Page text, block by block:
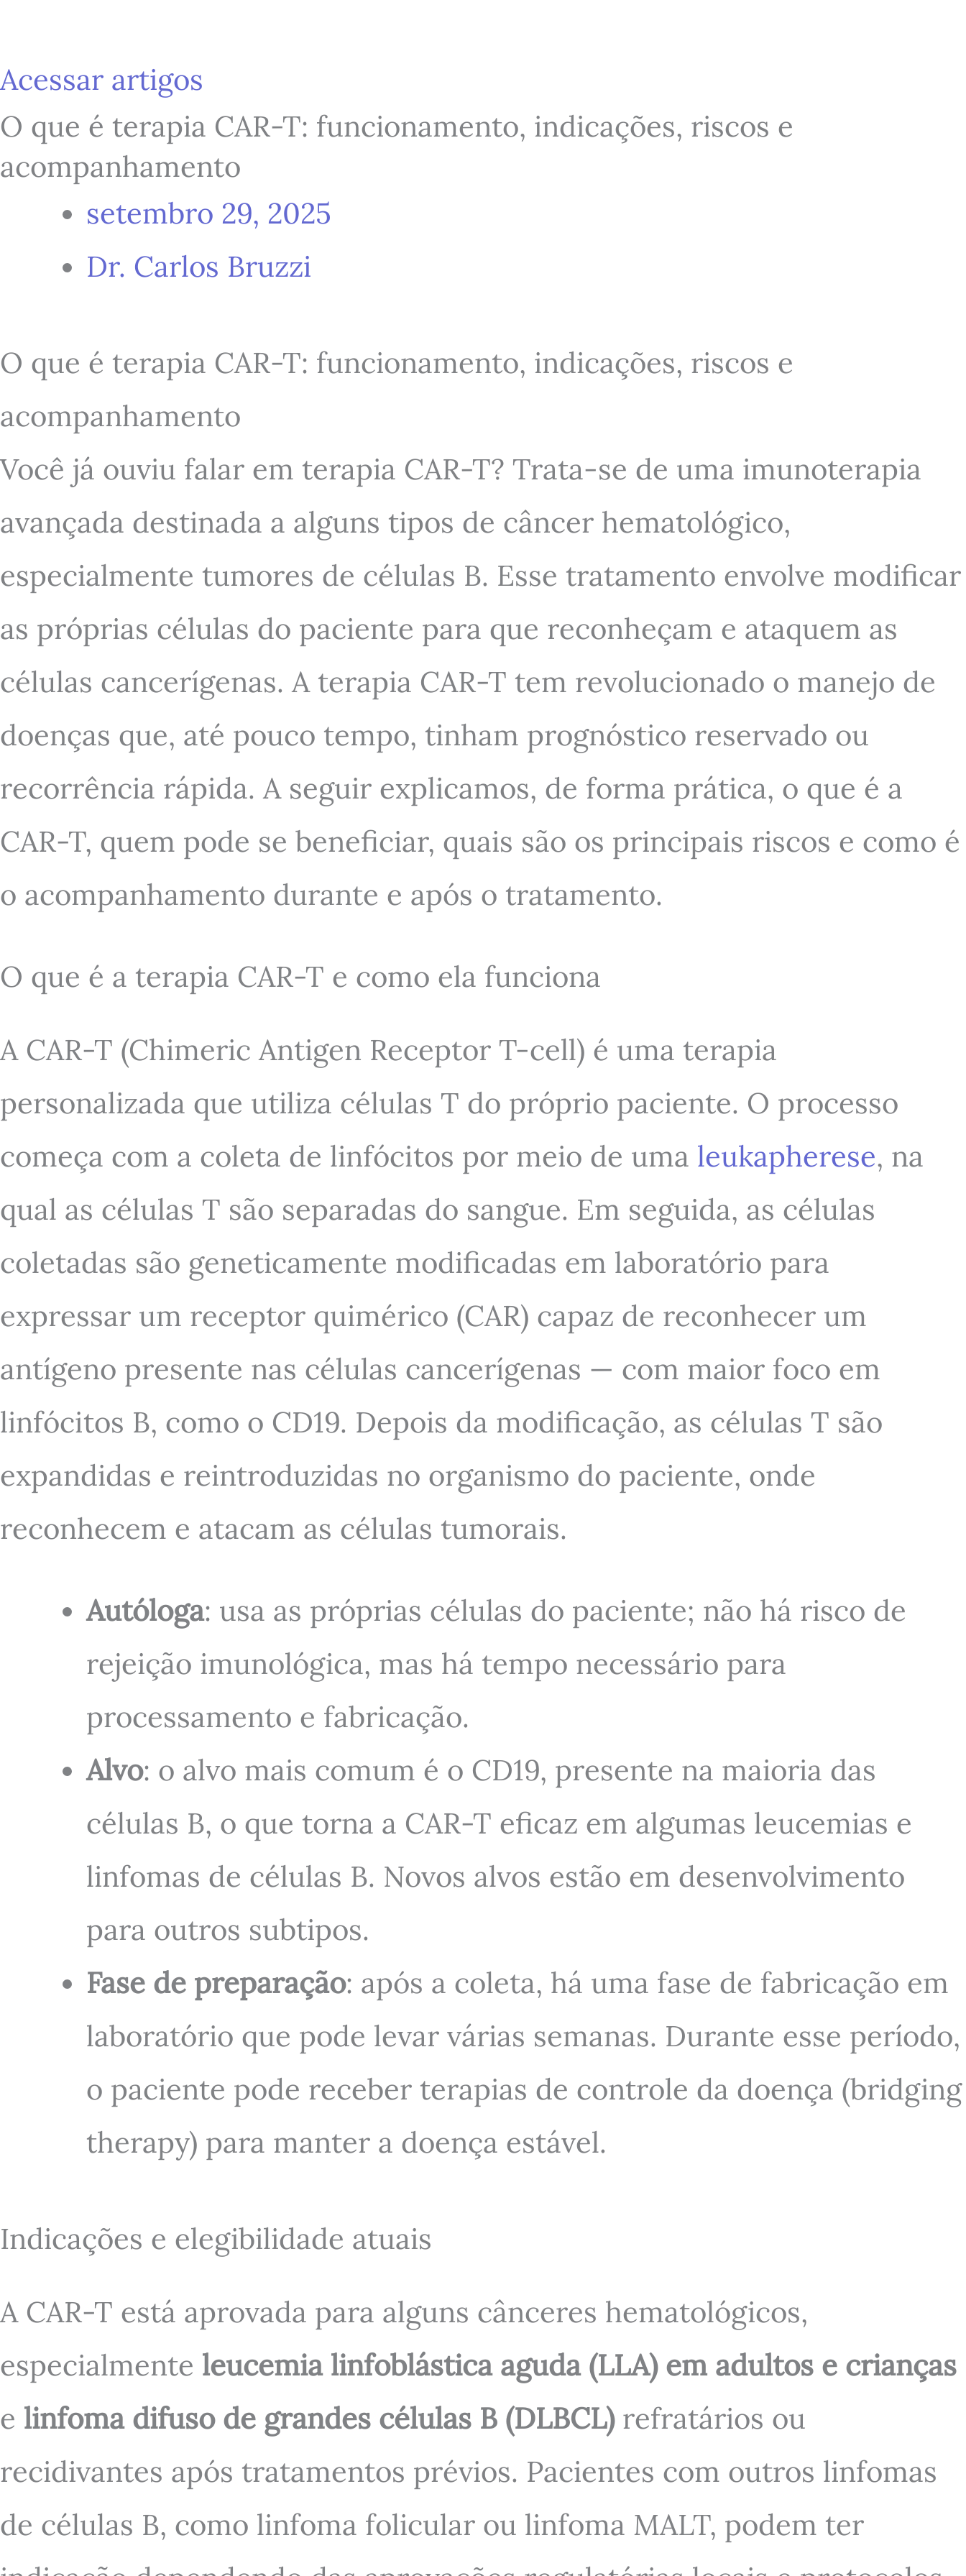
para
o
conteúdo
Acessar artigos
O que é terapia CAR-T: funcionamento, indicações, riscos e
acompanhamento
setembro 29, 2025
Dr. Carlos Bruzzi
O que é terapia CAR-T: funcionamento, indicações, riscos e
acompanhamento
Você já ouviu falar em terapia CAR-T? Trata-se de uma imunoterapia
avançada destinada a alguns tipos de câncer hematológico,
especialmente tumores de células B. Esse tratamento envolve modificar
as próprias células do paciente para que reconheçam e ataquem as
células cancerígenas. A terapia CAR-T tem revolucionado o manejo de
doenças que, até pouco tempo, tinham prognóstico reservado ou
recorrência rápida. A seguir explicamos, de forma prática, o que é a
CAR-T, quem pode se beneficiar, quais são os principais riscos e como é
o acompanhamento durante e após o tratamento.
O que é a terapia CAR-T e como ela funciona
A CAR-T (Chimeric Antigen Receptor T-cell) é uma terapia
personalizada que utiliza células T do próprio paciente. O processo
começa com a coleta de linfócitos por meio de uma leukapherese, na
qual as células T são separadas do sangue. Em seguida, as células
coletadas são geneticamente modificadas em laboratório para
expressar um receptor quimérico (CAR) capaz de reconhecer um
antígeno presente nas células cancerígenas — com maior foco em
linfócitos B, como o CD19. Depois da modificação, as células T são
expandidas e reintroduzidas no organismo do paciente, onde
reconhecem e atacam as células tumorais.
Autóloga: usa as próprias células do paciente; não há risco de
rejeição imunológica, mas há tempo necessário para
processamento e fabricação.
Alvo: o alvo mais comum é o CD19, presente na maioria das
células B, o que torna a CAR-T eficaz em algumas leucemias e
linfomas de células B. Novos alvos estão em desenvolvimento
para outros subtipos.
Fase de preparação: após a coleta, há uma fase de fabricação em
laboratório que pode levar várias semanas. Durante esse período,
o paciente pode receber terapias de controle da doença (bridging
therapy) para manter a doença estável.
Indicações e elegibilidade atuais
A CAR-T está aprovada para alguns cânceres hematológicos,
especialmente leucemia linfoblástica aguda (LLA) em adultos e crianças
e linfoma difuso de grandes células B (DLBCL)refratários ou
recidivantes após tratamentos prévios. Pacientes com outros linfomas
de células B, como linfoma folicular ou linfoma MALT, podem ter